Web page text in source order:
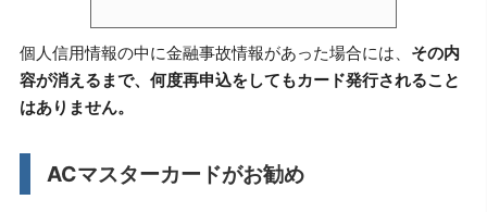
個人信用情報の中に金融事故情報があった場合には、 その内
容が消えるまで、何度再申込をしてもカード発行されること
はありません。
ACマスターカードがお勧め